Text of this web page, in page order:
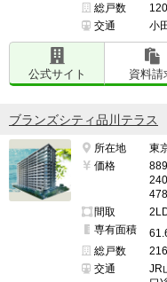
総戸数
交通
小
公式サイト 資料請
ブランズシティ品川テラス
所在地
東
価格
間取
専有面積
総戸数
交通
JR